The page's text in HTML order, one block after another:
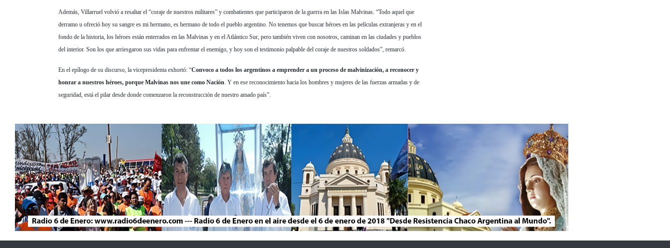
Además, Villarruel volvió a resaltar el “coraje de nuestros militares” y combatientes que participaron de la guerra en las Islas Malvinas. “Todo aquel que
derramo u ofreció hoy su sangre es mi hermano, es hermano de todo el pueblo argentino. No tenemos que buscar héroes en las películas extranjeras y en el
fondo de la historia, los héroes están enterrados en las Malvinas y en el Atlántico Sur, pero también viven con nosotros, caminan en las ciudades y pueblos
del interior. Son los que arriesgaron sus vidas para enfrentar el enemigo, y hoy son el testimonio palpable del coraje de nuestros soldados”, remarcó.
En el epílogo de su discurso, la vicepresidenta exhortó: “Convoco a todos los argentinos a emprender a un proceso de malvinización, a reconocer y
honrar a nuestros héroes, porque Malvinas nos une como Nación. Y en ese reconocimiento hacia los hombres y mujeres de las fuerzas armadas y de
seguridad, está el pilar desde donde comenzaron la reconstrucción de nuestro amado país”.